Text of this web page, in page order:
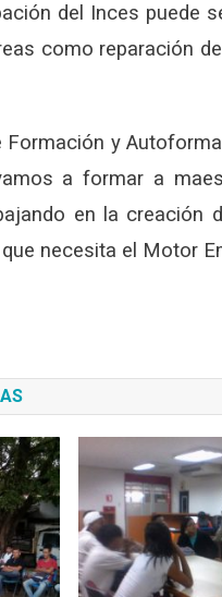
del Inces puede
como reparación
y
a formar a
en la creación
necesita el Motor